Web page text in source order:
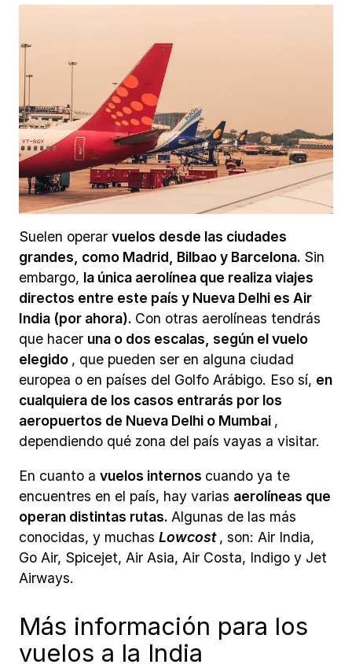
Suelen operar vuelos desde las ciudades
grandes, como Madrid, Bilbao y Barcelona. Sin
embargo, la única aerolínea que realiza viajes
directos entre este país y Nueva Delhi es Air
India (por ahora). Con otras aerolíneas tendrás
que hacer una o dos escalas, según el vuelo
elegido , que pueden ser en alguna ciudad
europea o en países del Golfo Arábigo. Eso sí, en
cualquiera de los casos entrarás por los
aeropuertos de Nueva Delhi o Mumbai ,
dependiendo qué zona del país vayas a visitar.
En cuanto a vuelos internos cuando ya te
encuentres en el país, hay varias aerolíneas que
operan distintas rutas. Algunas de las más
conocidas, y muchas Lowcost, son: Air India,
Go Air, Spicejet, Air Asia, Air Costa, Indigo y Jet
Airways.
Más información para los
vuelos a la India